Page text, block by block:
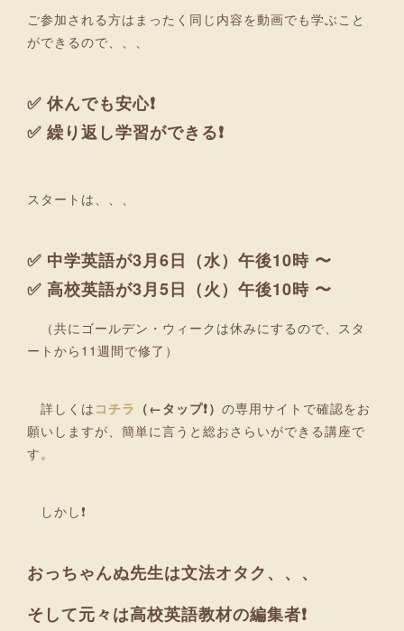
ご参加される方はまったく同じ内容を動画でも学ぶこと
ができるので、、、
✅ 休んでも安心❗
✅ 繰り返し学習ができる❗
スタートは、、、
✅ 中学英語が3月6日（水）午後10時 〜
✅ 高校英語が3月5日（火）午後10時 〜
（共にゴールデン・ウィークは休みにするので、スタ
ートから11週間で修了）
詳しくは コチラ （←タップ❗） の専用サイトで確認をお
願いしますが、簡単に言うと総おさらいができる講座で
す。
しかし❗
おっちゃんぬ先生は文法オタク、、、
そして元々は高校英語教材の編集者❗